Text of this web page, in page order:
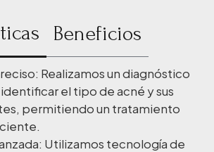
Beneficios
Realizamos un diagnóstico
el tipo de acné y sus
permitiendo un tratamiento
Utilizamos tecnología de